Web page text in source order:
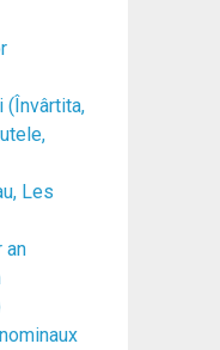
(Învârtita,
Les
an